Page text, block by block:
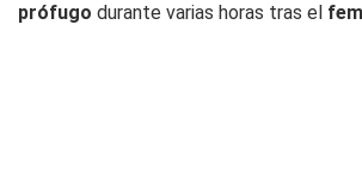
prófugo durante varias horas tras el